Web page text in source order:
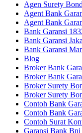
Agen Surety
Agent Bank
Agent Bank
Bank Garansi
Bank Garansi
Bank Garansi
Blog
Broker Bank
Broker Bank
Broker Surety
Broker Surety
Contoh Bank
Contoh Bank
Contoh Surat
Garansi Bank Bni